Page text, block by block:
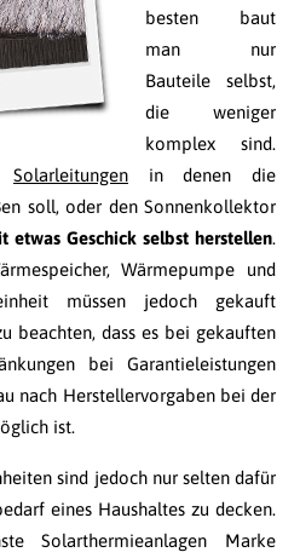
besten baut
man nur
Bauteile selbst,
die weniger
komplex sind.
Solarleitungen in denen die
soll, oder den Sonnenkollektor
etwas Geschick selbst herstellen.
Wärmepumpe und
müssen jedoch gekauft
beachten, dass es bei gekauften
bei Garantieleistungen
nach Herstellervorgaben bei der
ist.
sind jedoch nur selten dafür
eines Haushaltes zu decken.
Solarthermieanlagen Marke